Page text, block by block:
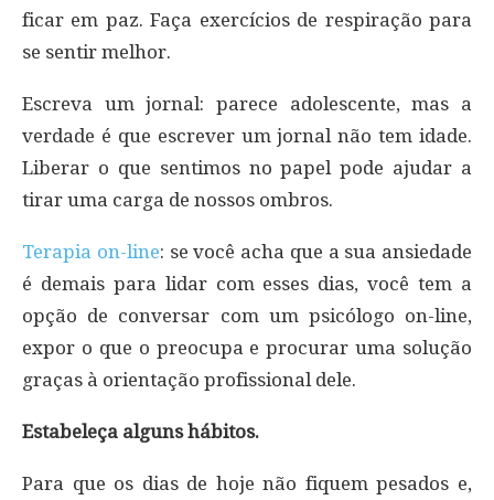
ficar em paz. Faça exercícios de respiração para
se sentir melhor.
Escreva um jornal: parece adolescente, mas a
verdade é que escrever um jornal não tem idade.
Liberar o que sentimos no papel pode ajudar a
tirar uma carga de nossos ombros.
Terapia on-line: se você acha que a sua ansiedade
é demais para lidar com esses dias, você tem a
opção de conversar com um psicólogo on-line,
expor o que o preocupa e procurar uma solução
graças à orientação profissional dele.
Estabeleça alguns hábitos.
Para que os dias de hoje não fiquem pesados ​​e,